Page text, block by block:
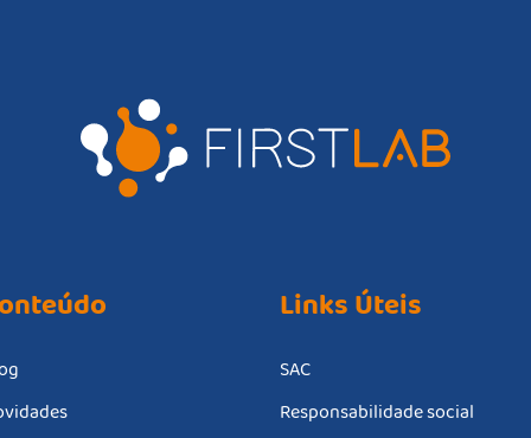
Links Úteis
SAC
Responsabilidade social